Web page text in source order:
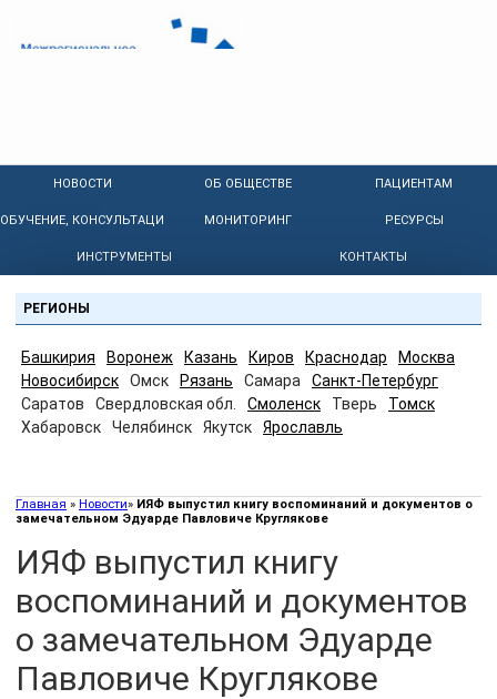
НОВОСТИ ОБ ОБЩЕСТВЕ ПАЦИЕНТАМ
ОБУЧЕНИЕ, КОНСУЛЬТАЦИИ МОНИТОРИНГ РЕСУРСЫ
ИНСТРУМЕНТЫ КОНТАКТЫ
РЕГИОНЫ
Башкирия Воронеж Казань Киров Краснодар
Москва
Новосибирск
Омск Рязань Самара
Санкт-Петербург
Саратов
Свердловская обл. Смоленск Тверь
Томск
Хабаровск
Челябинск Якутск Ярославль
Главная » Новости» ИЯФ выпустил книгу воспоминаний и документов о
замечательном Эдуарде Павловиче Круглякове
ИЯФ выпустил книгу
воспоминаний и документов
о замечательном Эдуарде
Павловиче Круглякове